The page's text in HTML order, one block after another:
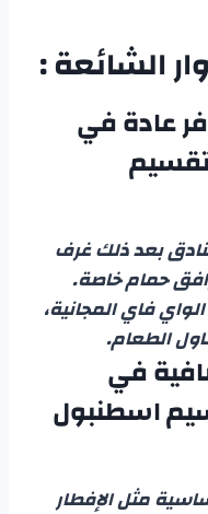
الشائعة :
بعد ذلك غرف
حمام خاصة.
فاي المجانية،
الطعام.
مثل الإفطار